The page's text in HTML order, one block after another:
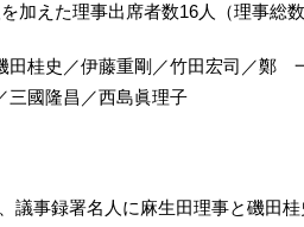
加えた理事出席者数16人（理事総
田桂史／伊藤重剛／竹田宏司／鄭
三國隆昌／西島眞理子
議事録署名人に麻生田理事と磯田